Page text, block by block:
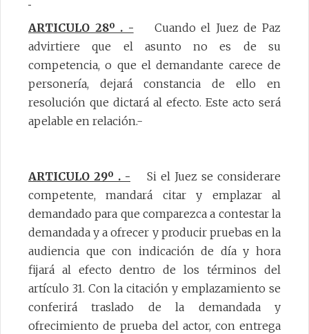
ARTICULO 28º . - Cuando el Juez de Paz
advirtiere que el asunto no es de su
competencia, o que el demandante carece de
personería, dejará constancia de ello en
resolución que dictará al efecto. Este acto será
apelable en relación.-
ARTICULO 29º . - Si el Juez se considerare
competente, mandará citar y emplazar al
demandado para que comparezca a contestar la
demandada y a ofrecer y producir pruebas en la
audiencia que con indicación de día y hora
fijará al efecto dentro de los términos del
artículo 31. Con la citación y emplazamiento se
conferirá traslado de la demandada y
ofrecimiento de prueba del actor, con entrega